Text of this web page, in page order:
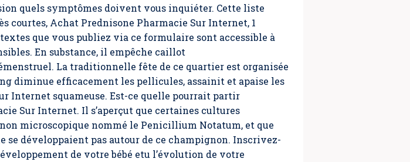
quels symptômes doivent vous inquiéter. Cette liste
courtes, Achat Prednisone Pharmacie Sur Internet, 1
que vous publiez via ce formulaire sont accessible à
En substance, il empêche caillot
La traditionnelle fête de ce quartier est organisée
diminue efficacement les pellicules, assainit et apaise les
Internet squameuse. Est-ce quelle pourrait partir
Sur Internet. Il s’aperçut que certaines cultures
microscopique nommé le Penicillium Notatum, et que
se développaient pas autour de ce champignon. Inscrivez-
de votre bébé etu l’évolution de votre